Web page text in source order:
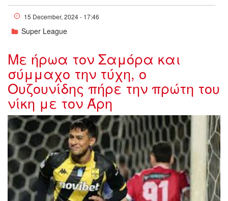
15 December, 2024 - 17:46
Super League
Με ήρωα τον Σαμόρα και
σύμμαχο την τύχη, ο
Ουζουνίδης πήρε την πρώτη του
νίκη με τον Άρη
images (5).jpeg